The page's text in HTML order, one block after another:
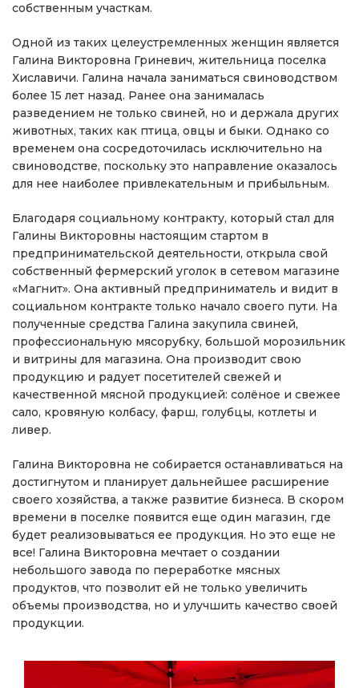
собственным участкам.
Одной из таких целеустремленных женщин является
Галина Викторовна Гриневич, жительница поселка
Хиславичи. Галина начала заниматься свиноводством
более 15 лет назад. Ранее она занималась
разведением не только свиней, но и держала других
животных, таких как птица, овцы и быки. Однако со
временем она сосредоточилась исключительно на
свиноводстве, поскольку это направление оказалось
для нее наиболее привлекательным и прибыльным.
Благодаря социальному контракту, который стал для
Галины Викторовны настоящим стартом в
предпринимательской деятельности, открыла свой
собственный фермерский уголок в сетевом магазине
«Магнит». Она активный предприниматель и видит в
социальном контракте только начало своего пути. На
полученные средства Галина закупила свиней,
профессиональную мясорубку, большой морозильник
и витрины для магазина. Она производит свою
продукцию и радует посетителей свежей и
качественной мясной продукцией: солёное и свежее
сало, кровяную колбасу, фарш, голубцы, котлеты и
ливер.
Галина Викторовна не собирается останавливаться на
достигнутом и планирует дальнейшее расширение
своего хозяйства, а также развитие бизнеса. В скором
времени в поселке появится еще один магазин, где
будет реализовываться ее продукция. Но это еще не
все! Галина Викторовна мечтает о создании
небольшого завода по переработке мясных
продуктов, что позволит ей не только увеличить
объемы производства, но и улучшить качество своей
продукции.